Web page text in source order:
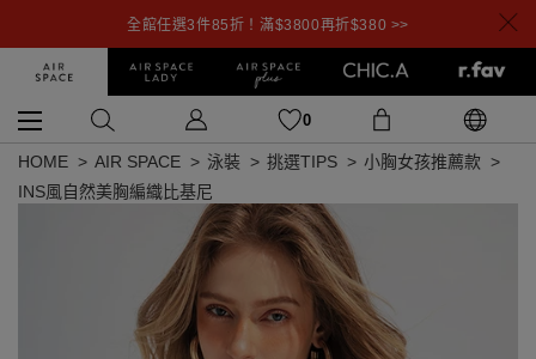
全館任選3件85折！滿$3800再折$380 >>
0
HOME AIR SPACE 泳裝 挑選TIPS
小胸女孩推薦款
INS風自然美胸編織比基尼